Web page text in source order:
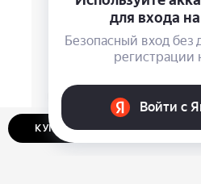
КУПИТЬ В ОДИН КЛИК
Сумка-трансформер